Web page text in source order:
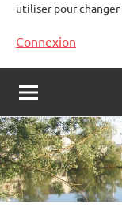
utiliser pour
Connexion